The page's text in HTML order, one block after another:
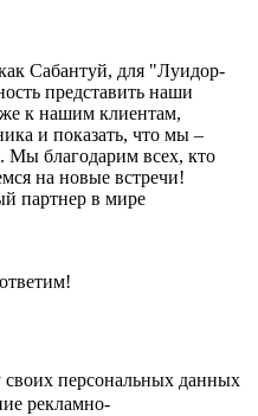
Сабантуй, для "Луидор-
представить наши
к нашим клиентам,
и показать, что мы –
Мы благодарим всех, кто
на новые встречи!
партнер в мире
своих персональных данных
рекламно-